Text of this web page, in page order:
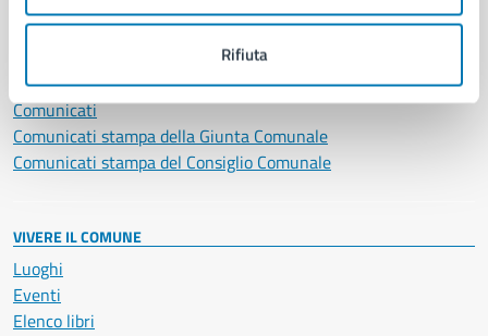
Rifiuta
NOVITÀ
Avvisi
Comunicati
Comunicati stampa della Giunta Comunale
Comunicati stampa del Consiglio Comunale
VIVERE IL COMUNE
Luoghi
Eventi
Elenco libri